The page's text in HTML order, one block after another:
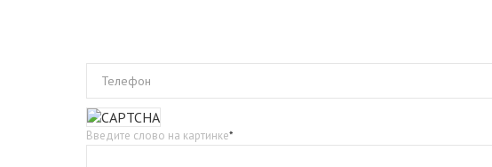
Телефон
Введите слово на картинке*